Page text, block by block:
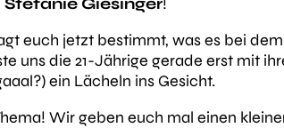
euch jetzt bestimmt, was es bei
uns die 21-Jährige gerade erst mit
ein Lächeln ins Gesicht.
Wir geben euch mal einen